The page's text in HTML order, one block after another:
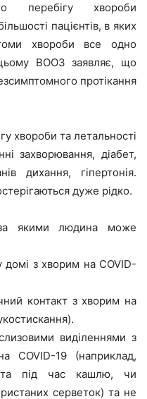
перебігу хвороби
пацієнтів, в яких
хвороби все одно
ВООЗ заявляє, що
протікання
хвороби та летальності
захворювання, діабет,
дихання, гіпертонія.
дуже рідко.
за якими людина може
з хворим на COVID-
контакт з хворим на
виділеннями з
COVID-19 (наприклад,
під час кашлю, чи
серветок) та не